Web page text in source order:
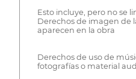
Esto incluye, pero no se
Derechos de imagen de
aparecen en la obra
Derechos de uso de
fotografías o material